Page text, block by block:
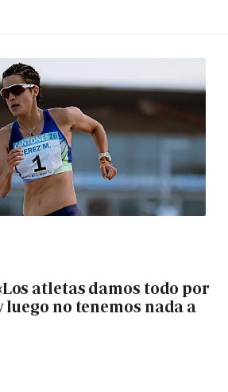
atletas damos todo por
no tenemos nada a